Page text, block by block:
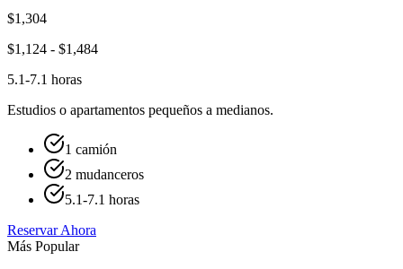
$1,304
$1,124 - $1,484
5.1-7.1 horas
Estudios o apartamentos pequeños a medianos.
1 camión
2 mudanceros
5.1-7.1 horas
Reservar Ahora
Más Popular